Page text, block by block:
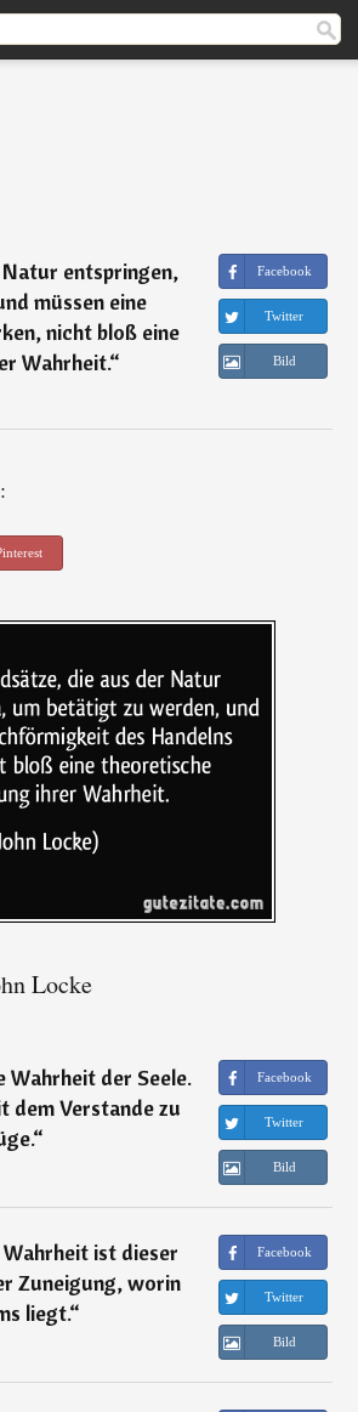
entspringen,
müssen eine
nicht bloß eine
Wahrheit.“
Facebook
Twitter
Bild
Locke
Wahrheit der Seele.
dem Verstande zu
“
Facebook
Twitter
Bild
ist dieser
Zuneigung, worin
liegt.“
Facebook
Twitter
Bild